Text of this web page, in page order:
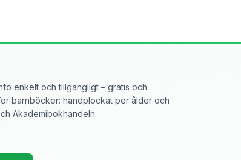
enkelt och tillgängligt – gratis och
barnböcker: handplockat per ålder och
Akademibokhandeln.